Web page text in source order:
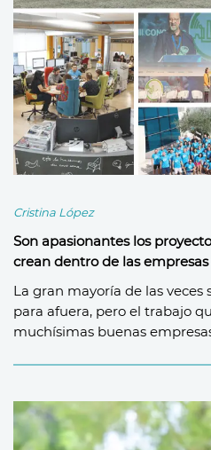
Cristina López
Son apasionantes los
crean dentro de las empresas
La gran mayoría de las veces
para afuera, pero el trabajo
muchísimas buenas